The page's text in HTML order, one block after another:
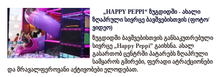
„HAPPY PEPPI“ ზუგდიდში - ახალი
ზღაპრული სივრცე ბავშვებისთვის (ფოტო/
ვიდეო)
ზუგდიდში ბავშვებისთვის განსაკუთრებული
სივრცე „Happy Peppi” გაიხსნა. ახალ
გასართობ ცენტრში პატარებს ზღაპრული
სამყაროს გმირები, ფერადი ატრაქციონები
და მრავალფეროვანი აქტივობები ელოდებათ.